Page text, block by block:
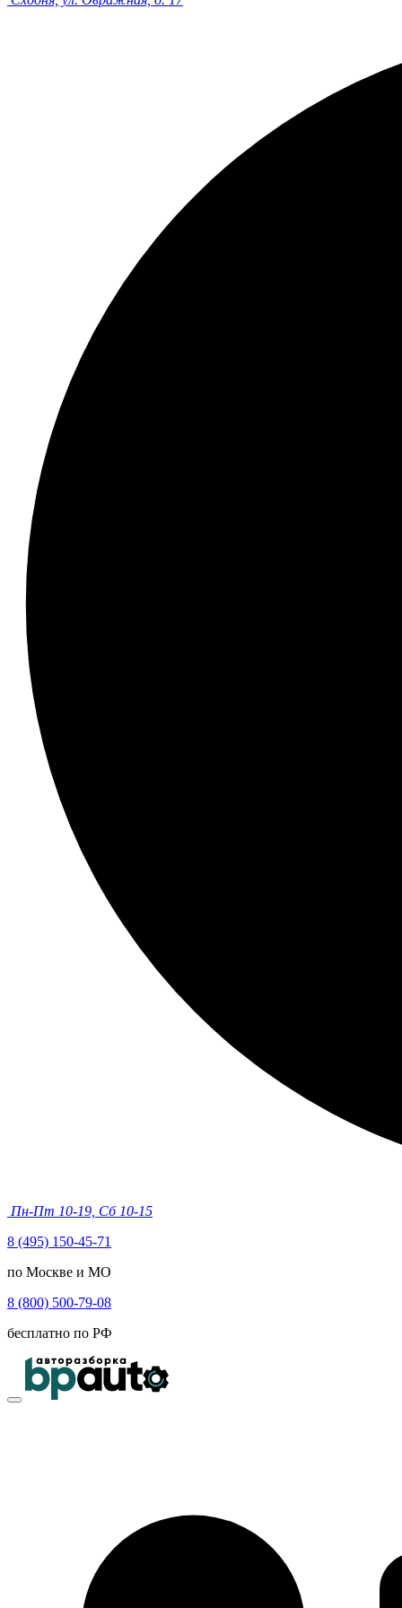
Пн-Пт 10-19, Сб 10-15
8 (495) 150-45-71
по Москве и МО
8 (800) 500-79-08
бесплатно по РФ